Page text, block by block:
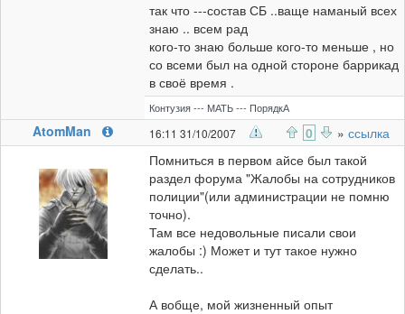
так что ---состав СБ ..ваще наманый всех
знаю .. всем рад
кого-то знаю больше кого-то меньше , но
со всеми был на одной стороне баррикад
в своё время .
Контузия --- МАТЬ --- ПорядкА
AtomMan 16:11 31/10/2007 0 » ссылка
Помниться в первом айсе был такой
раздел форума "Жалобы на сотрудников
полиции"(или администрации не помню
точно).
Там все недовольные писали свои
жалобы :) Может и тут такое нужно
сделать..
А вобще, мой жизненный опыт